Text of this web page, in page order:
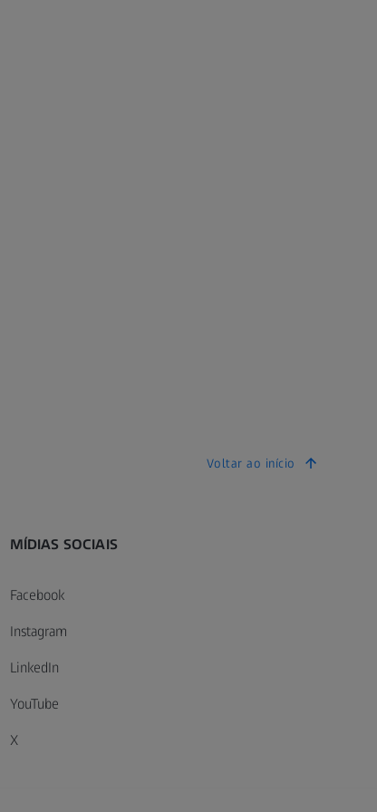
Voltar ao início
MÍDIAS SOCIAIS
Facebook
Instagram
LinkedIn
YouTube
X